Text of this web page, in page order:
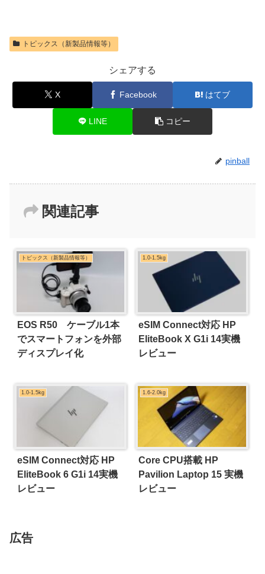
トピックス（新製品情報等）
シェアする
X Facebook はてブ
LINE コピー
pinball
関連記事
トピックス（新製品情報等）
EOS R50 ケーブル1本
でスマートフォンを外部
ディスプレイ化
1.0-1.5kg
eSIM Connect対応 HP
EliteBook X G1i 14実機
レビュー
1.0-1.5kg
eSIM Connect対応 HP
EliteBook 6 G1i 14実機
レビュー
1.6-2.0kg
Core CPU搭載 HP
Pavilion Laptop 15 実機
レビュー
広告